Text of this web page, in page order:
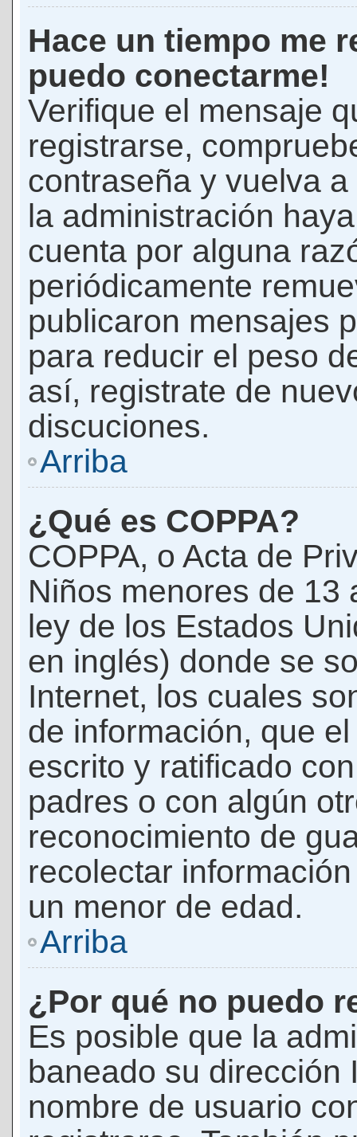
Hace un tiempo me
puedo conectarme!
Verifique el mensaje
registrarse,
contraseña y vuelva
la administración
cuenta por alguna
periódicamente
publicaron mensajes
para reducir el peso
así, registrate de
discuciones.
Arriba
¿Qué es COPPA?
COPPA, o Acta de
Niños menores de 13
ley de los Estados
en inglés) donde se
Internet, los cuales
de información, que
escrito y ratificado
padres o con algún
reconocimiento de
recolectar
un menor de edad.
Arriba
¿Por qué no puedo
Es posible que la
baneado su dirección
nombre de usuario